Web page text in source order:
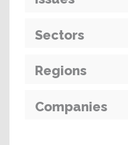
Sectors
Regions
Companies